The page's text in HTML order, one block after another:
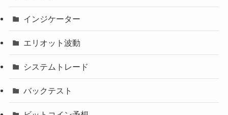
インジケーター
エリオット波動
システムトレード
バックテスト